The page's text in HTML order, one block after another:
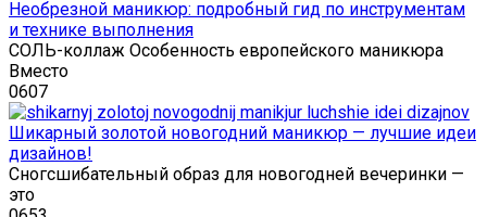
Необрезной маникюр: подробный гид по инструментам
и технике выполнения
СОЛЬ-коллаж Особенность европейского маникюра
Вместо
0607
Шикарный золотой новогодний маникюр — лучшие идеи
дизайнов!
Сногсшибательный образ для новогодней вечеринки —
это